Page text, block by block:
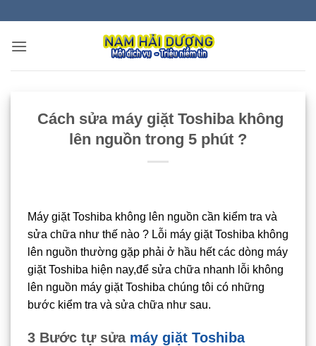
nội
Cách sửa máy giặt Toshiba không
lên nguồn trong 5 phút ?
Máy giặt Toshiba không lên nguồn cần kiểm tra và
sửa chữa như thế nào ? Lỗi máy giặt Toshiba không
lên nguồn thường gặp phải ở hầu hết các dòng máy
giặt Toshiba hiện nay,để sửa chữa nhanh lỗi không
lên nguồn máy giặt Toshiba chúng tôi có những
bước kiểm tra và sửa chữa như sau.
3 Bước tự sửa máy giặt Toshiba